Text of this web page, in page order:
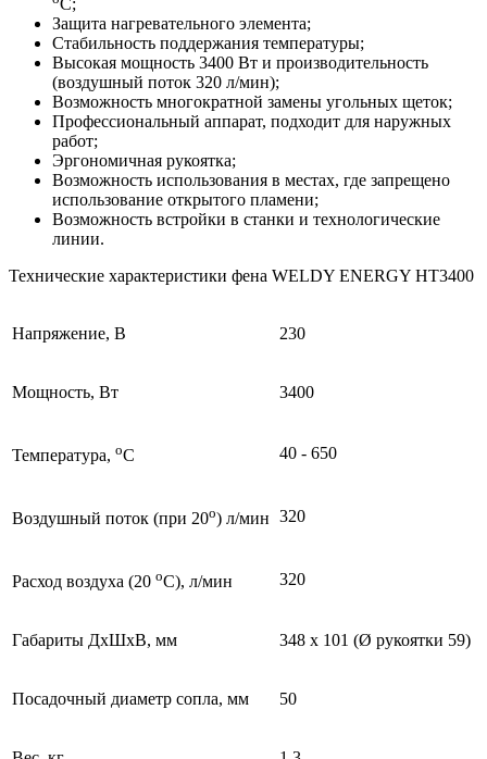
С;
Защита нагревательного элемента;
Стабильность поддержания температуры;
Высокая мощность 3400 Вт и производительность
(воздушный поток 320 л/мин);
Возможность многократной замены угольных щеток;
Профессиональный аппарат, подходит для наружных
работ;
Эргономичная рукоятка;
Возможность использования в местах, где запрещено
использование открытого пламени;
Возможность встройки в станки и технологические
линии.
Технические характеристики фена WELDY ENERGY HT3400
Напряжение, В 230
Мощность, Вт 3400
Температура, oС 40 - 650
Воздушный поток (при 20o) л/мин 320
Расход воздуха (20 oC), л/мин 320
Габариты ДхШхВ, мм 348 х 101 (Ø рукоятки 59)
Посадочный диаметр сопла, мм 50